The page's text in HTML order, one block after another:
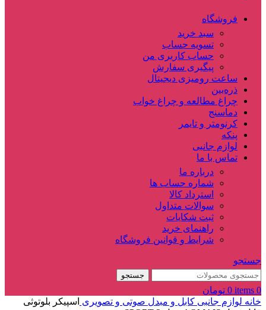
فروشگاه
سبد خرید
تسویه حساب
حساب کاربری من
پیگیری سفارش
ساعت‌ رومیزی دیجیتال
ذره‌بین‌
چراغ مطالعه و چراغ خواب
دماسنج‌
کرنومتر و تایمر
پنکه
لوازم جانبی
تماس با ما
درباره ما
شماره حساب ها
استرداد کالا
سوالات متداول
ثبت شکایات
راهنمای خرید
شرایط و قوانین فروشگاه
جستجو
جستجو
0
items
0 تومان
خانه لوازم جانبی کابل و مبدل صوتی و تصویری اسپیکر بلوتوثی